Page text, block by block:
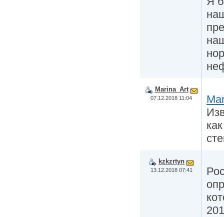
Marina_Art
07.12.2018 11:04
kzkzrtyn
13.12.2018 07:41